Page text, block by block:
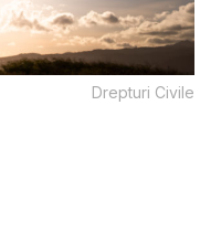
Drepturi Civile